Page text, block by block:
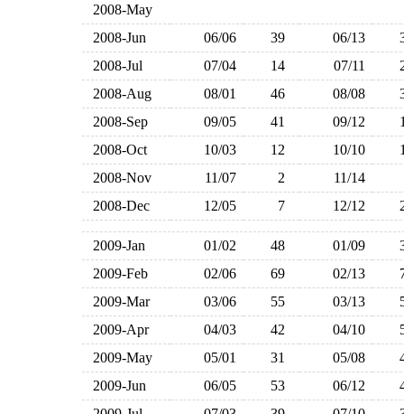
2008-May
2008-Jun
06/06 39 06/13
2008-Jul
07/04 14 07/11
2008-Aug
08/01 46 08/08
2008-Sep
09/05 41 09/12
2008-Oct
10/03 12 10/10
2008-Nov
11/07 2
11/14
2008-Dec
12/05 7 12/12
2009-Jan 01/02 48 01/09
2009-Feb
02/06 69 02/13
2009-Mar
03/06 55 03/13
2009-Apr
04/03 42 04/10
2009-May
05/01 31 05/08
2009-Jun
06/05 53 06/12